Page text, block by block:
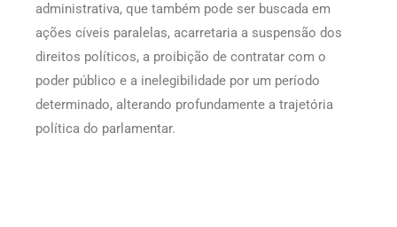
administrativa, que também pode ser buscada em
ações cíveis paralelas, acarretaria a suspensão dos
direitos políticos, a proibição de contratar com o
poder público e a inelegibilidade por um período
determinado, alterando profundamente a trajetória
política do parlamentar.